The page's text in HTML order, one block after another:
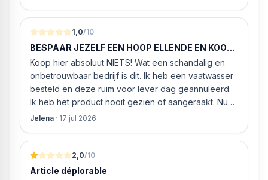
geïnstalleerd kan worden. Dit bleek het geval tegen
alleszins concurrente prijzen. De vriendelijke
medewerker gaf aan dat, als we gelijk via de
website gingen bestellen en betalen, hij z’n best
ging doen om ‘s middags nog te leveren. Het
bleken geen loze woorden: om 16.00 uur werd de
Neff vaatwasser geleverd en ver
1,0/10
BESPAAR JEZELF EEN HOOP ELLENDE EN KOOP
HIER NIETS!
Koop hier absoluut NIETS! Wat een schandalig en
onbetrouwbaar bedrijf is dit. Ik heb een vaatwasser
besteld en deze ruim voor lever dag geannuleerd.
Ik heb het product nooit gezien of aangeraakt. Nu
weigeren ze gewoon om mijn geld volledig terug te
van MIJN geld inhouden!
Jelena · 17 jul 2026
2,0/10
Article déplorable